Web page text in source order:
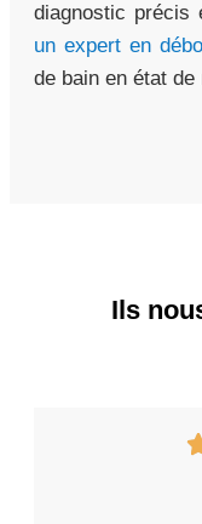
diagnostic précis
un expert en
de bain en état de
Ils